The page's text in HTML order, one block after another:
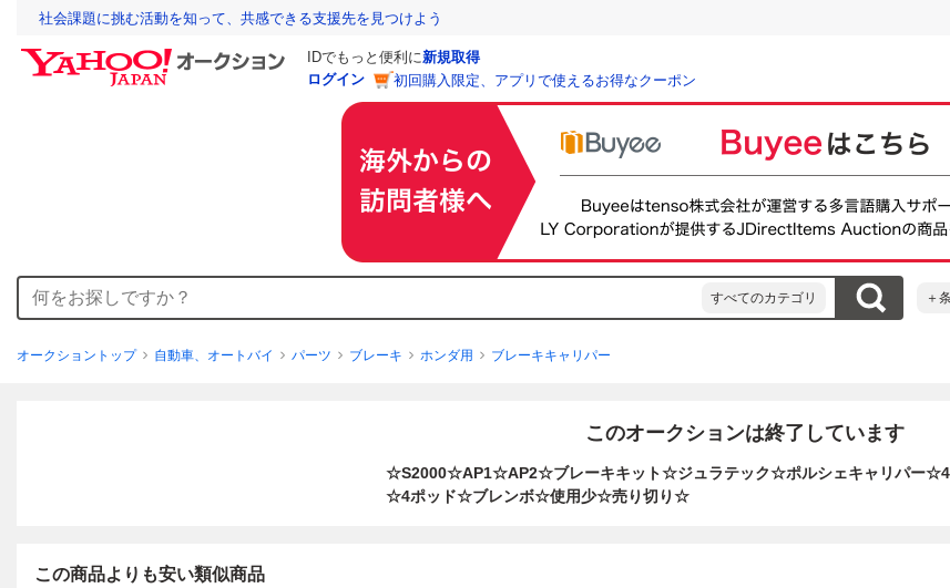
社会課題に挑む活動を知って、共感できる支援先を見つけよう
IDでもっと便利に新規取得
ログイン
初回購入限定、アプリで使えるお得なクーポン
すべてのカテゴリ ＋
オークショントップ 自動車、オートバイ パーツ ブレーキ ホンダ用 ブレーキキャリパー
このオークションは終了しています
☆S2000☆AP1☆AP2☆ブレーキキット☆ジュラテック☆ポルシェキャリパー
☆4ポッド☆ブレンボ☆使用少☆売り切り☆
この商品よりも安い類似商品